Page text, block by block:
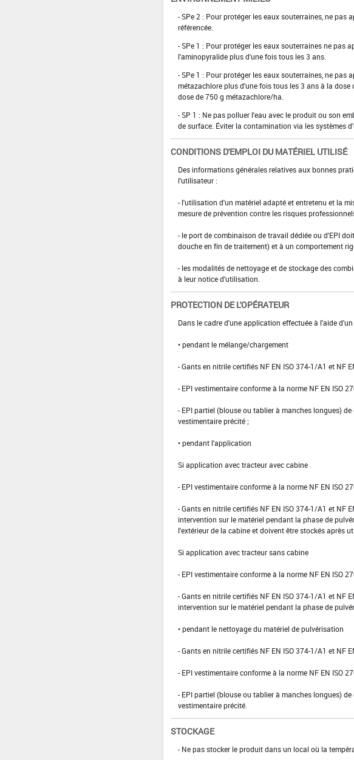
- SPe 2 : Pour protéger les eaux souterraines, ne
référencée.
- SPe 1 : Pour protéger les eaux souterraines ne
l'aminopyralide plus d'une fois tous les 3 ans.
- SPe 1 : Pour protéger les eaux souterraines, ne
métazachlore plus d'une fois tous les 3 ans à la
dose de 750 g métazachlore/ha.
- SP 1 : Ne pas polluer l'eau avec le produit ou son
de surface. Éviter la contamination via les systèmes
CONDITIONS D'EMPLOI DU MATÉRIEL UTILISÉ
Des informations générales relatives aux bonnes
l'utilisateur :
- l'utilisation d'un matériel adapté et entretenu et la
mesure de prévention contre les risques
- le port de combinaison de travail dédiée ou d'EPI
douche en fin de traitement) et à un comportement
- les modalités de nettoyage et de stockage des
à leur notice d'utilisation.
PROTECTION DE L'OPÉRATEUR
Dans le cadre d'une application effectuée à l'aide
• pendant le mélange/chargement
- Gants en nitrile certifiés NF EN ISO 374-1/A1 et NF
- EPI vestimentaire conforme à la norme NF EN ISO
- EPI partiel (blouse ou tablier à manches longues)
vestimentaire précité ;
• pendant l'application
Si application avec tracteur avec cabine
- EPI vestimentaire conforme à la norme NF EN ISO
- Gants en nitrile certifiés NF EN ISO 374-1/A1 et NF
intervention sur le matériel pendant la phase de
l'extérieur de la cabine et doivent être stockés après
Si application avec tracteur sans cabine
- EPI vestimentaire conforme à la norme NF EN ISO
- Gants en nitrile certifiés NF EN ISO 374-1/A1 et NF
intervention sur le matériel pendant la phase de
• pendant le nettoyage du matériel de pulvérisation
- Gants en nitrile certifiés NF EN ISO 374-1/A1 et NF
- EPI vestimentaire conforme à la norme NF EN ISO
- EPI partiel (blouse ou tablier à manches longues)
vestimentaire précité.
STOCKAGE
- Ne pas stocker le produit dans un local où la